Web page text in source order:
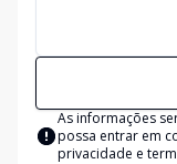
As informações
possa entrar em
privacidade e